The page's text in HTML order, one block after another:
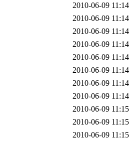
2010-06-09 11:14
2010-06-09 11:14
2010-06-09 11:14
2010-06-09 11:14
2010-06-09 11:14
2010-06-09 11:14
2010-06-09 11:14
2010-06-09 11:14
2010-06-09 11:15
2010-06-09 11:15
2010-06-09 11:15